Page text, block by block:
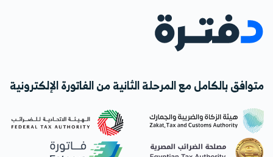
متوافق بالكامل مع المرحلة الثانية من الفاتورة الإلكترونية